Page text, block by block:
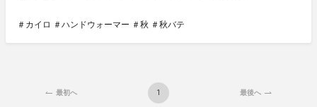
＃カイロ ＃ハンドウォーマー ＃秋 ＃秋バテ
最初へ 1 最後へ